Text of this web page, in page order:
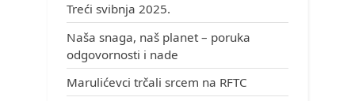
Treći svibnja 2025.
Naša snaga, naš planet – poruka
odgovornosti i nade
Marulićevci trčali srcem na RFTC